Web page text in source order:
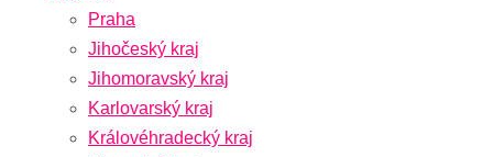
Praha
Jihočeský kraj
Jihomoravský kraj
Karlovarský kraj
Královéhradecký kraj